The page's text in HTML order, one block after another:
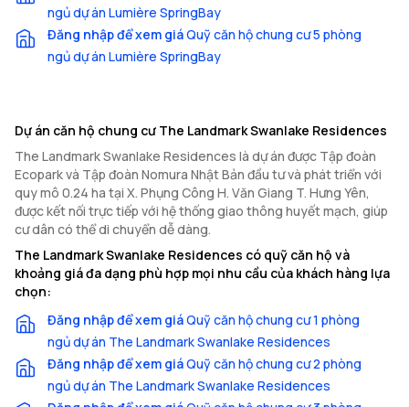
ngủ dự án Lumière SpringBay
Đăng nhập để xem giáQuỹ căn hộ chung cư 5 phòng
ngủ dự án Lumière SpringBay
Dự án căn hộ chung cư The Landmark Swanlake Residences
The Landmark Swanlake Residences là dự án được Tập đoàn
Ecopark và Tập đoàn Nomura Nhật Bản đầu tư và phát triển với
quy mô 0.24 ha tại X. Phụng Công H. Văn Giang T. Hưng Yên,
được kết nối trực tiếp với hệ thống giao thông huyết mạch, giúp
cư dân có thể di chuyển dễ dàng.
The Landmark Swanlake Residences có quỹ căn hộ và
khoảng giá đa dạng phù hợp mọi nhu cầu của khách hàng lựa
chọn:
Đăng nhập để xem giáQuỹ căn hộ chung cư 1 phòng
ngủ dự án The Landmark Swanlake Residences
Đăng nhập để xem giáQuỹ căn hộ chung cư 2 phòng
ngủ dự án The Landmark Swanlake Residences